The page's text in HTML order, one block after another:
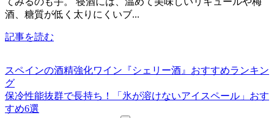
酒、糖質が低く太りにくいブ...
記事を読む
スペインの酒精強化ワイン『シェリー酒』おすすめランキン
グ
保冷性能抜群で長持ち！「氷が溶けないアイスペール」おす
すめ6選